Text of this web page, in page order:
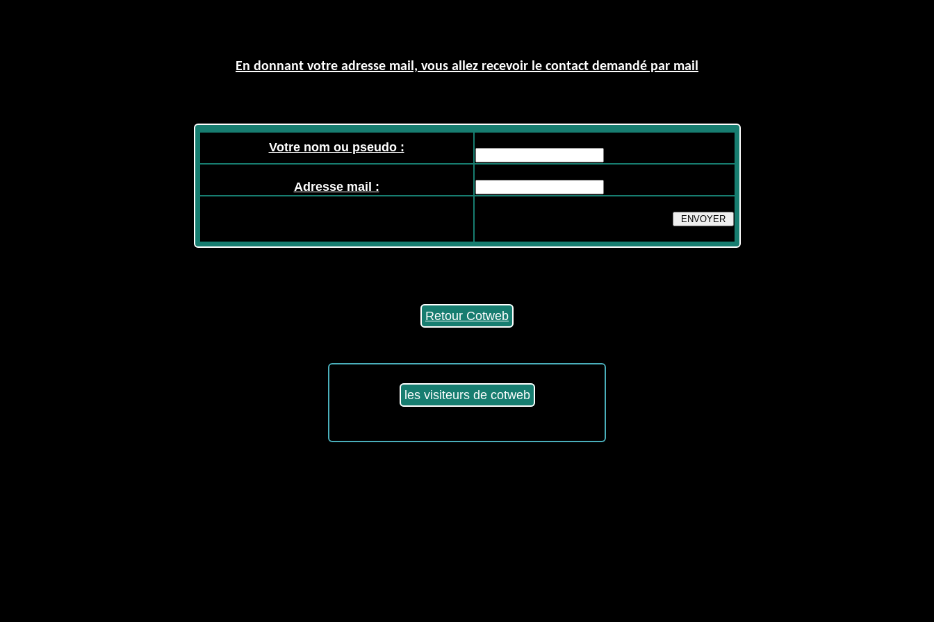
En donnant votre adresse mail, vous allez recevoir le contact demandé par mail
Votre nom ou pseudo :
Adresse mail :
Retour Cotweb
les visiteurs de cotweb